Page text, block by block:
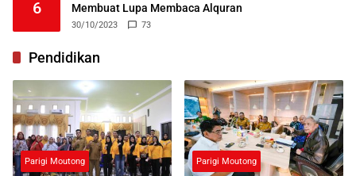
6 Membuat Lupa Membaca Alquran
30/10/2023 73
Pendidikan
Parigi Moutong Parigi Moutong